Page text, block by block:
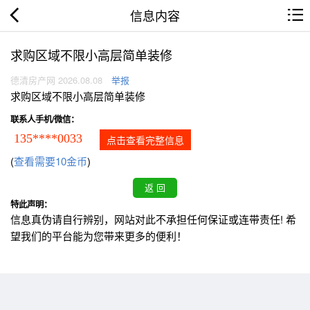
信息内容
求购区域不限小高层简单装修
德清房产网 2026.08.08 举报
求购区域不限小高层简单装修
联系人手机/微信：
135****0033 点击查看完整信息
(查看需要10金币)
特此声明：
信息真伪请自行辨别，网站对此不承担任何保证或连带责任! 希
望我们的平台能为您带来更多的便利！